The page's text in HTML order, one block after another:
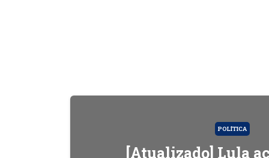
POLÍTICA
[Atualizado] Lula